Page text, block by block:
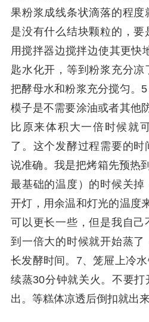
果粉浆成线条状滴落的程
是没有什么结块颗粒的，
用搅拌器边搅拌边使其更快
匙水化开，等到粉浆充分
把酵母水和粉浆充分搅匀。5
模子是不需要涂油或者其他
比原来体积大一倍时候就
了。这个发酵过程需要的
说准确。我是把烤箱先预热
最基础的温度）的时候关掉
开灯，用余温和灯光的温度
可以更长一些，但是我自
到一倍大的时候就开始蒸了
长发酵时间。7、笼屉上冷
续蒸30分钟就关火。不要
出。等糕体凉透后倒扣就出